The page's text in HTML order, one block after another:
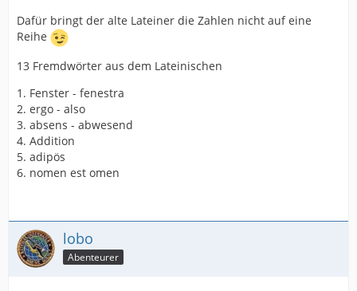
Dafür bringt der alte Lateiner die Zahlen nicht auf eine
Reihe
13 Fremdwörter aus dem Lateinischen
1. Fenster - fenestra
2. ergo - also
3. absens - abwesend
4. Addition
5. adipös
6. nomen est omen
lobo
Abenteurer